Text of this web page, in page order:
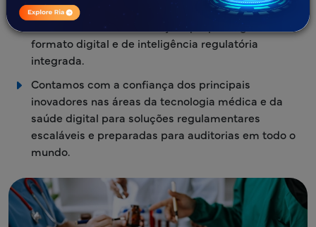
Ciclos de submissão acelerados através de
estruturas de documentação que privilegiam o
formato digital e de inteligência regulatória
integrada.
Contamos com a confiança dos principais
inovadores nas áreas da tecnologia médica e da
saúde digital para soluções regulamentares
escaláveis e preparadas para auditorias em todo o
mundo.